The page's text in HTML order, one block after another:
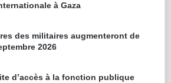
à Gaza
des militaires augmenteront de
2026
d’accès à la fonction publique